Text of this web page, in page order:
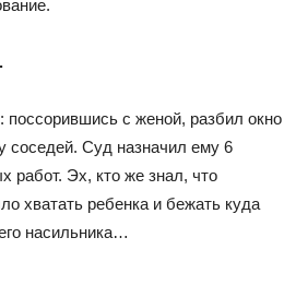
поссорившись с женой, разбил окно
соседей. Суд назначил ему 6
работ. Эх, кто же знал, что
хватать ребенка и бежать куда
насильника…